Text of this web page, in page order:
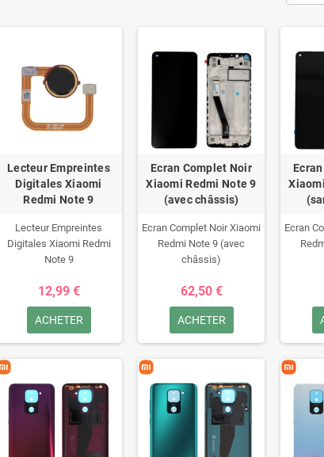
Lecteur Empreintes
Digitales Xiaomi
Redmi Note 9
Lecteur Empreintes
Digitales Xiaomi Redmi
Note 9
12,99 €
ACHETER
Ecran Complet Noir
Xiaomi Redmi Note 9
(avec châssis)
Ecran Complet Noir Xiaomi
Redmi Note 9 (avec
châssis)
62,50 €
ACHETER
Ecran